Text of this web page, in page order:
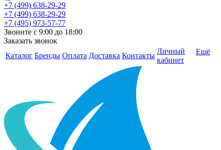
+7 (499) 638-29-29
+7 (499) 638-29-29
+7 (495) 973-57-77
Звоните с 9:00 до 18:00
Заказать звонок
Каталог Бренды Оплата Доставка Контакты
Личный
кабинет
Ещё